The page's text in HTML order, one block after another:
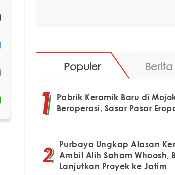
Populer
Pabrik Keramik Baru di
Beroperasi, Sasar Pasar
Purbaya Ungkap Alasan
Ambil Alih Saham Whoosh,
Lanjutkan Proyek ke Jatim